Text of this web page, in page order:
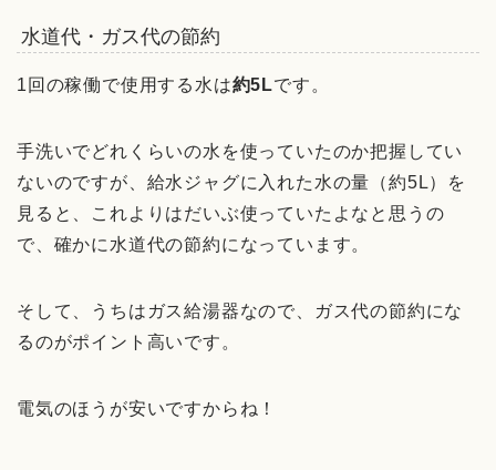
水道代・ガス代の節約
1回の稼働で使用する水は約5Lです。
手洗いでどれくらいの水を使っていたのか把握してい
ないのですが、給水ジャグに入れた水の量（約5L）を
見ると、これよりはだいぶ使っていたよなと思うの
で、確かに水道代の節約になっています。
そして、うちはガス給湯器なので、ガス代の節約にな
るのがポイント高いです。
電気のほうが安いですからね！